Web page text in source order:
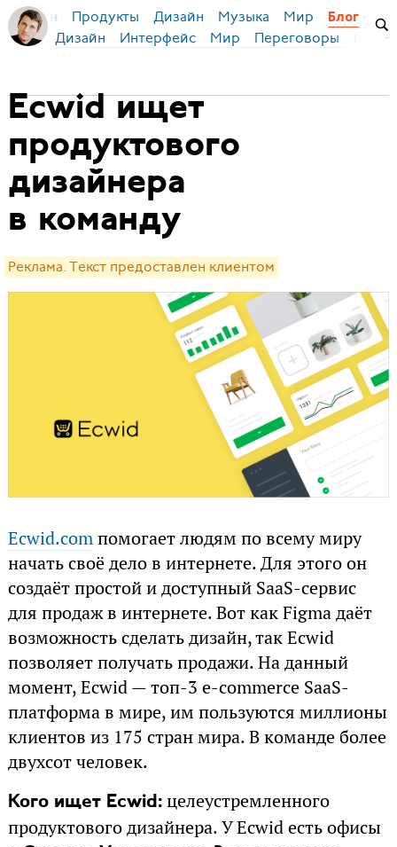
Бирман Продукты Дизайн Музыка Мир Блог
Дизайн Интерфейс Мир Переговоры
Ecwid ищет
продуктового
дизайнера
в команду
Реклама. Текст предоставлен клиентом
Ecwid.comпомогает людям по всему миру
начать своё дело в интернете. Для этого он
создаёт простой и доступный SaaS-сервис
для продаж в интернете. Вот как Figma даёт
возможность сделать дизайн, так Ecwid
позволяет получать продажи. На данный
момент, Ecwid — топ-3 e-commerce SaaS-
платформа в мире, им пользуются миллионы
клиентов из 175 стран мира. В команде более
двухсот человек.
Кого ищет Ecwid:целеустремленного
продуктового дизайнера. У Ecwid есть офисы